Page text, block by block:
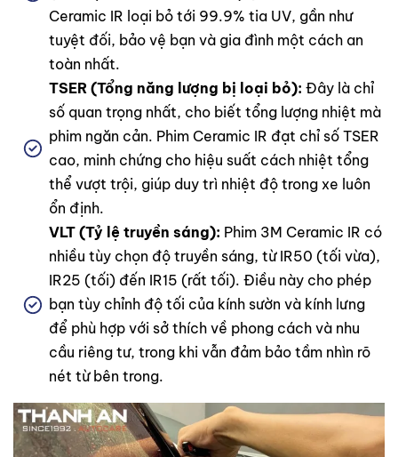
Ceramic IR loại bỏ tới 99.9% tia UV, gần như
tuyệt đối, bảo vệ bạn và gia đình một cách an
toàn nhất.
TSER (Tổng năng lượng bị loại bỏ): Đây là chỉ
số quan trọng nhất, cho biết tổng lượng nhiệt mà
phim ngăn cản. Phim Ceramic IR đạt chỉ số TSER
cao, minh chứng cho hiệu suất cách nhiệt tổng
thể vượt trội, giúp duy trì nhiệt độ trong xe luôn
ổn định.
VLT (Tỷ lệ truyền sáng): Phim 3M Ceramic IR có
nhiều tùy chọn độ truyền sáng, từ IR50 (tối vừa),
IR25 (tối) đến IR15 (rất tối). Điều này cho phép
bạn tùy chỉnh độ tối của kính sườn và kính lưng
để phù hợp với sở thích về phong cách và nhu
cầu riêng tư, trong khi vẫn đảm bảo tầm nhìn rõ
nét từ bên trong.